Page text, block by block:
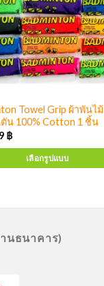
Towel Grip ผ้าพันไม้
น 100% Cotton 1 ชิ้น
฿
เลือกรูปแบบ
นธนาคาร)